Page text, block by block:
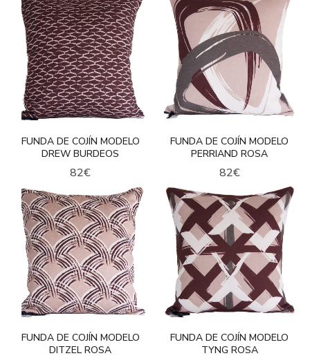
FUNDA DE COJÍN MODELO
DREW BURDEOS
82€
FUNDA DE COJÍN MODELO
PERRIAND ROSA
82€
FUNDA DE COJÍN MODELO
DITZEL ROSA
FUNDA DE COJÍN MODELO
TYNG ROSA